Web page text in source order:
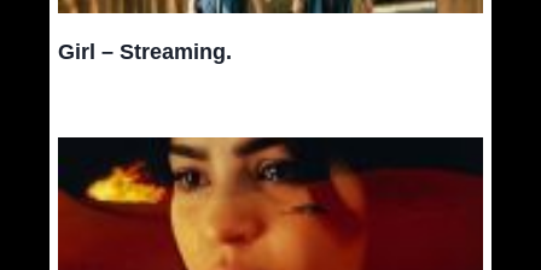
Girl – Streaming.